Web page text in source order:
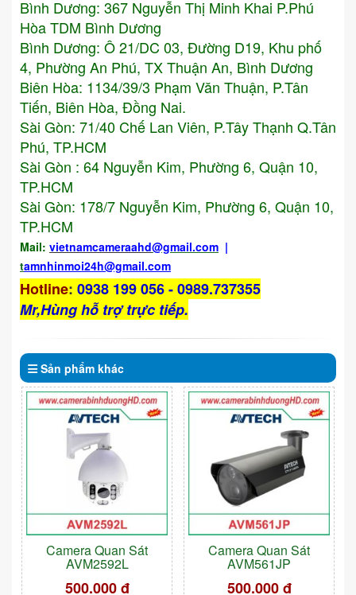
Bình Dương: 367 Nguyễn Thị Minh Khai P.Phú
Hòa TDM Bình Dương
Bình Dương: Ô 21/DC 03, Đường D19, Khu phố
4, Phường An Phú, TX Thuận An, Bình Dương
Biên Hòa: 1134/39/3 Phạm Văn Thuận, P.Tân
Tiến, Biên Hòa, Đồng Nai.
Sài Gòn: 71/40 Chế Lan Viên, P.Tây Thạnh Q.Tân
Phú, TP.HCM
Sài Gòn : 64 Nguyễn Kim, Phường 6, Quận 10,
TP.HCM
Sài Gòn: 178/7 Nguyễn Kim, Phường 6, Quận 10,
TP.HCM
Mail: vietnamcameraahd@gmail.com |
tamnhinmoi24h@gmail.com
Hotline: 0938 199 056 - 0989.737355
Mr,Hùng hỗ trợ trực tiếp.
Sản phẩm khác
Camera Quan Sát
AVM2592L
500.000 đ
Camera Quan Sát
AVM561JP
500.000 đ